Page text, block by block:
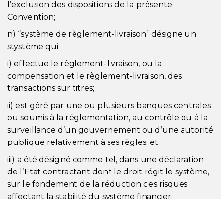
l’exclusion des dispositions de la présente
Convention;
n) “système de règlement-livraison” désigne un
stystème qui:
i) effectue le règlement-livraison, ou la
compensation et le règlement-livraison, des
transactions sur titres;
ii) est géré par une ou plusieurs banques centrales
ou soumis à la réglementation, au contrôle ou à la
surveillance d’un gouvernement ou d’une autorité
publique relativement à ses règles; et
iii) a été désigné comme tel, dans une déclaration
de l’Etat contractant dont le droit régit le système,
sur le fondement de la réduction des risques
affectant la stabilité du système financier;